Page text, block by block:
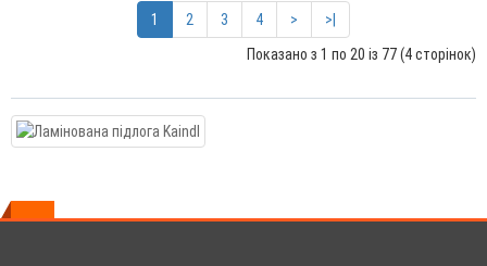
1 2 3 4 >
>|
Показано з 1 по 20 із 77 (4 сторінок)